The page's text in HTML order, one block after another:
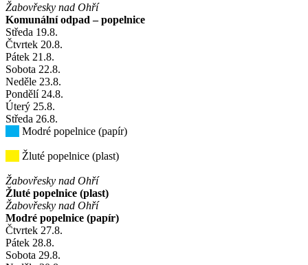
Žabovřesky nad Ohří
Komunální odpad – popelnice
Středa 19.8.
Čtvrtek 20.8.
Pátek 21 .8.
Sobota 22.8.
Neděle 23.8.
Pondělí 24.8.
Úterý 25.8.
Středa 26.8.
Modré popelnice (papír)
Žluté popelnice (plast)
Žabovřesky nad Ohří
Žluté popelnice (plast)
Žabovřesky nad Ohří
Modré popelnice (papír)
Čtvrtek 27.8.
Pátek 28.8.
Sobota 29.8.